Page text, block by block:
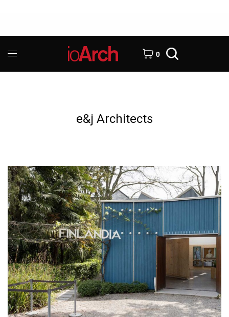
0
e&j Architects